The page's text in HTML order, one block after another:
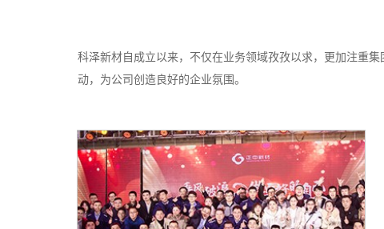
科泽新材自成立以来，不仅在业务领域孜孜以求，更加注重
动，为公司创造良好的企业氛围。